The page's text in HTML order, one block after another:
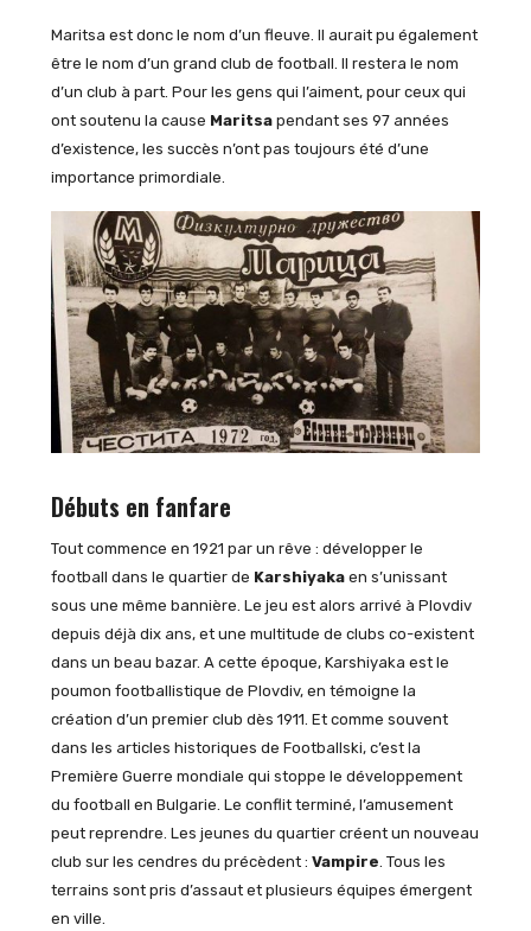
Maritsa est donc le nom d’un fleuve. Il aurait pu également
être le nom d’un grand club de football. Il restera le nom
d’un club à part. Pour les gens qui l’aiment, pour ceux qui
ont soutenu la cause Maritsapendant ses 97 années
d’existence, les succès n’ont pas toujours été d’une
importance primordiale.
Débuts en fanfare
Tout commence en 1921 par un rêve : développer le
football dans le quartier de Karshiyaka en s’unissant
sous une même bannière. Le jeu est alors arrivé à Plovdiv
depuis déjà dix ans, et une multitude de clubs co-existent
dans un beau bazar. A cette époque, Karshiyaka est le
poumon footballistique de Plovdiv, en témoigne la
création d’un premier club dès 1911. Et comme souvent
dans les articles historiques de Footballski, c’est la
Première Guerre mondiale qui stoppe le développement
du football en Bulgarie. Le conflit terminé, l’amusement
peut reprendre. Les jeunes du quartier créent un nouveau
club sur les cendres du précèdent : Vampire . Tous les
terrains sont pris d’assaut et plusieurs équipes émergent
en ville.